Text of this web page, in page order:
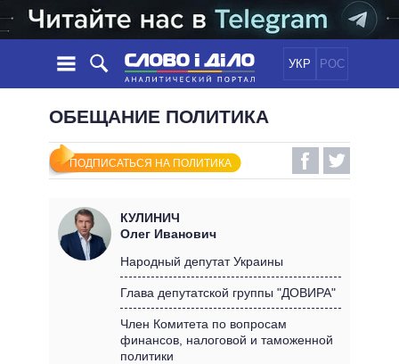
УКР РОС
НОВОСТИ
ЛЕНТА
СОБЫТИЯ
СТАТЬИ
МНЕНИЯ
ОБЗОРЫ
ДАЙДЖЕСТЫ
ПОЛИТИКА
ЭКОНОМИКА
МИР
ОБЕЩАНИЯ
ВСЕ ПОЛИТИКИ
ПРЕЗИДЕНТ И ОФИС
КАБИНЕТ МИНИСТРОВ
ГЛАВЫ ОБЛАДМИНИСТРАЦИЙ
ИНФОГРАФИКА
ВИДЕО
ПОДДЕРЖАТЬ
СРАВНЕНИЕ ПОЛИТИКОВ
ОБЕЩАНИЕ ПОЛИТИКА
ПОДПИСАТЬСЯ НА ПОЛИТИКА
КУЛИНИЧ
Олег Иванович
Народный депутат Украины
Глава депутатской группы "ДОВИРА"
Член Комитета по вопросам
финансов, налоговой и таможенной
политики